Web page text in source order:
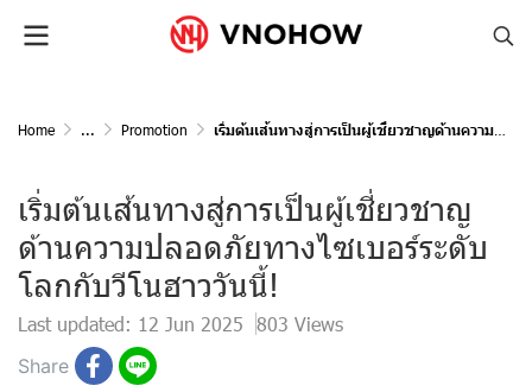
Home ... Promotion เริ่มต้นเส้นทางสู่การเป็นผู้เชี่ยวชาญด้านความปลอดภัยทางไซเบอร์ระดับโลกกับวีโนฮาววันนี้!
เริ่มต้นเส้นทางสู่การเป็นผู้เชี่ยวชาญ
ด้านความปลอดภัยทางไซเบอร์ระดับ
โลกกับวีโนฮาววันนี้!
Last updated: 12 Jun 2025 803 Views
Share